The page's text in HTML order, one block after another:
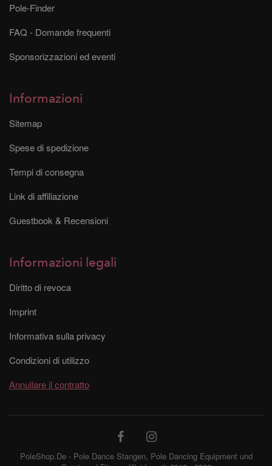
Pole-Finder
FAQ - Domande frequenti
Sponsorizzazioni ed eventi
Informazioni
Sitemap
Spese di spedizione
Tempi di consegna
Link di affiliazione
Guestbook & Recensioni
Informazioni legali
Diritto di revoca
Imprint
Informativa sulla privacy
Condizioni di utilizzo
Annullare il contratto
PoleShop.De - Pole Dance Stangen, Pole Dancing Equipment und